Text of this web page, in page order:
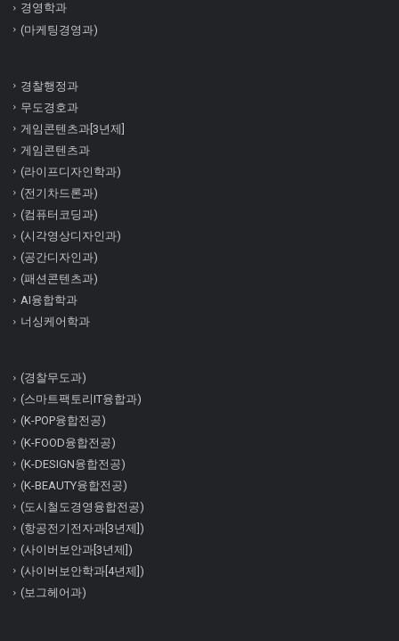
경영학과
(마케팅경영과)
경찰행정과
무도경호과
게임콘텐츠과[3년제]
게임콘텐츠과
(라이프디자인학과)
(전기차드론과)
(컴퓨터코딩과)
(시각영상디자인과)
(공간디자인과)
(패션콘텐츠과)
AI융합학과
너싱케어학과
(경찰무도과)
(스마트팩토리IT융합과)
(K-POP융합전공)
(K-FOOD융합전공)
(K-DESIGN융합전공)
(K-BEAUTY융합전공)
(도시철도경영융합전공)
(항공전기전자과[3년제])
(사이버보안과[3년제])
(사이버보안학과[4년제])
(보그헤어과)